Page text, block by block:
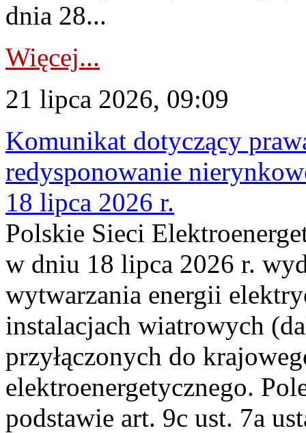
dnia 28...
Więcej...
21 lipca 2026, 09:09
Komunikat dotyczący
redysponowanie
18 lipca 2026 r.
Polskie Sieci
w dniu 18 lipca 2026 r.
wytwarzania energii
instalacjach wiatrowych
przyłączonych do
elektroenergetycznego.
podstawie art. 9c ust. 7a